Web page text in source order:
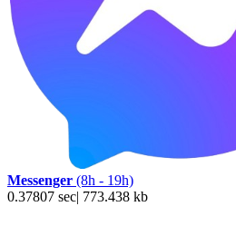
Messenger (8h - 19h)
0.37807 sec| 773.438 kb